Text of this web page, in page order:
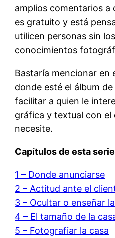
amplios comentarios a
es gratuito y está
utilicen personas sin
conocimientos
Bastaría mencionar en
donde esté el álbum
facilitar a quien le
gráfica y textual con el
necesite.
Capítulos de esta serie
1 – Donde anunciarse
2 – Actitud ante el
3 – Ocultar o enseñar
4 – El tamaño de la
5 – Fotografiar la casa